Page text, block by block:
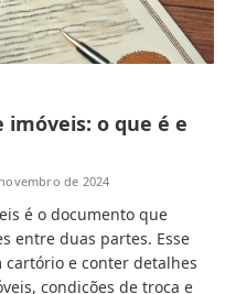
o que é e
de 2024
é o documento que
entre duas partes. Esse
e conter detalhes
condições de troca e